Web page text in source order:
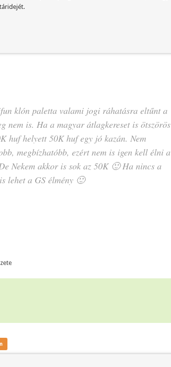
klón paletta valami jogi ráhatásra eltűnt a
nem is. Ha a magyar átlagkereset is ötszörös
huf helyett 50K huf egy jó kazán. Nem
megbízhatóbb, ezért nem is igen kell élni a
Nekem akkor is sok az 50K 🙂 Ha nincs a
lehet a GS élmény 🙂